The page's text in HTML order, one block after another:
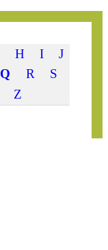
H I
J
Q R
S
Z